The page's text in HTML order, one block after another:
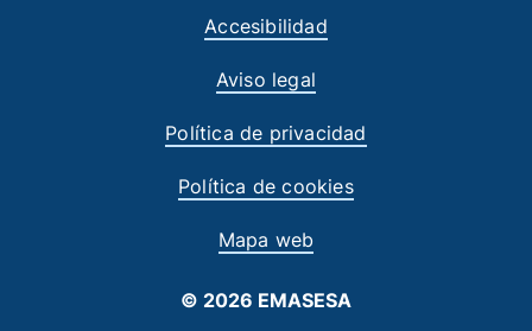
Accesibilidad
Aviso legal
Política de privacidad
Política de cookies
Mapa web
© 2026 EMASESA